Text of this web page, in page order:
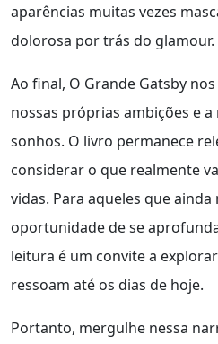
aparências muitas vezes
dolorosa por trás do glamour.
Ao final, O Grande Gatsby
nossas próprias ambições e
sonhos. O livro permanece
considerar o que realmente
vidas. Para aqueles que
oportunidade de se
leitura é um convite a
ressoam até os dias de hoje.
Portanto, mergulhe nessa